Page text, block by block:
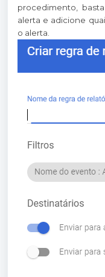
procedimento,
alerta e adicione
o alerta.